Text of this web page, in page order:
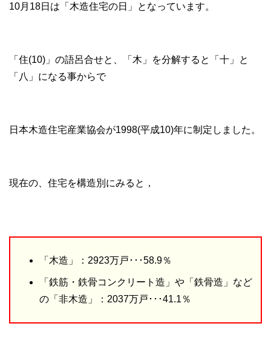
10月18日は「木造住宅の日」となっています。
「住(10)」の語呂合せと、「木」を分解すると「十」と
「八」になる事からで
日本木造住宅産業協会が1998(平成10)年に制定しました。
現在の、住宅を構造別にみると，
「木造」：2923万戸･･･58.9％
「鉄筋・鉄骨コンクリート造」や「鉄骨造」など
の「非木造」：2037万戸･･･41.1％